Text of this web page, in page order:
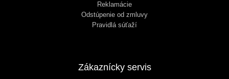
Reklamácie
Odstúpenie od zmluvy
Pravidlá súťaží
Zákaznícky servis